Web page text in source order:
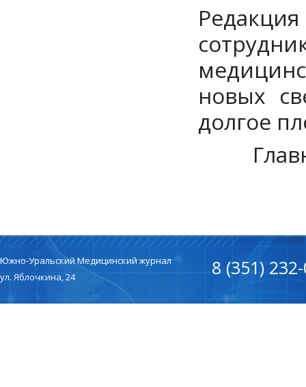
новых
долгое
Южно-Уральский Медицинский журнал
ул. Яблочкина, 24
8 (351)